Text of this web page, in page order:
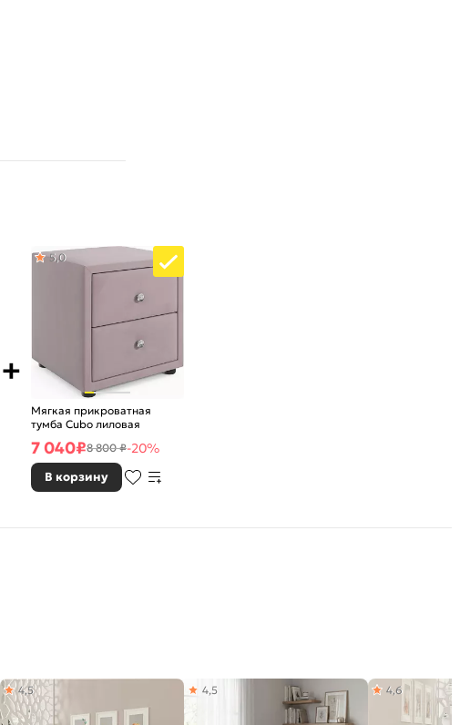
Мягкая прикроватная
тумба Cubo лиловая
5,0
7 040₽8 800 ₽-20%
В корзину
4,5 4,5 4,6